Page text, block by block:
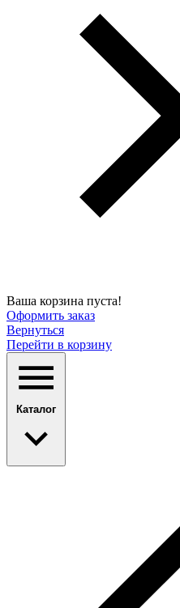
Ваша корзина пуста!
Оформить заказ
Вернуться
Перейти в корзину
Каталог